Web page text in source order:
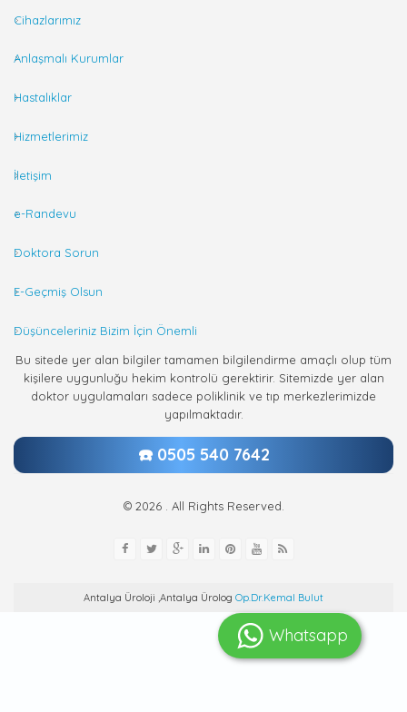
Cihazlarımız
Anlaşmalı Kurumlar
Hastalıklar
Hizmetlerimiz
İletişim
e-Randevu
Doktora Sorun
E-Geçmiş Olsun
Düşünceleriniz Bizim İçin Önemli
Bu sitede yer alan bilgiler tamamen bilgilendirme amaçlı olup tüm
kişilere uygunluğu hekim kontrolü gerektirir. Sitemizde yer alan
doktor uygulamaları sadece poliklinik ve tıp merkezlerimizde
yapılmaktadır.
☎️ 0505 540 7642
© 2026 . All Rights Reserved.
Antalya Üroloji ,Antalya Ürolog Op.Dr.Kemal Bulut
Whatsapp